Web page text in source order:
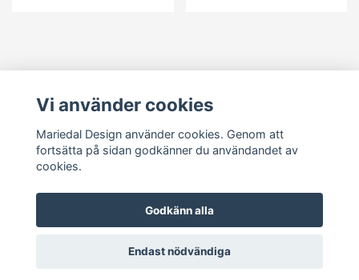
Läs mer
Kontakt
Sociala medier
Vi använder cookies
Mariedal Design använder cookies. Genom att
fortsätta på sidan godkänner du användandet av
cookies.
Godkänn alla
Endast nödvändiga